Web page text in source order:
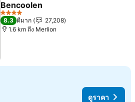
Bencoolen
ดูราคา
4 ดาว
8.3 ดีมาก
27,208
1.6 km ถึง Merlion
ดูราคา